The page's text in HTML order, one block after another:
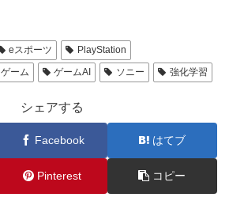
eスポーツ
PlayStation
ゲーム ゲームAI ソニー 強化学習
シェアする
Facebook はてブ
Pinterest コピー